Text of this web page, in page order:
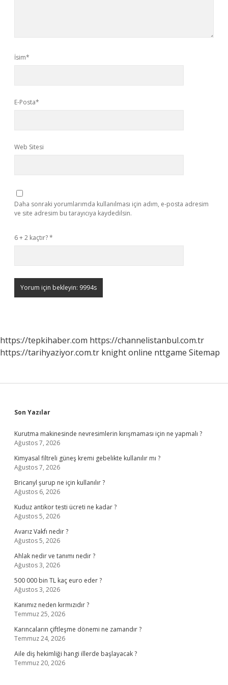
İsim*
E-Posta*
Web Sitesi
Daha sonraki yorumlarımda kullanılması için adım, e-posta adresim
ve site adresim bu tarayıcıya kaydedilsin.
6 + 2 kaçtır?*
https://tepkihaber.com https://channelistanbul.com.tr
https://tarihyaziyor.com.tr knight online nttgame Sitemap
Sidebar
Son Yazılar
Kurutma makinesinde nevresimlerin kırışmaması için ne yapmalı ?
Ağustos 7, 2026
Kimyasal filtreli güneş kremi gebelikte kullanılır mı ?
Ağustos 7, 2026
Bricanyl şurup ne için kullanılır ?
Ağustos 6, 2026
Kuduz antikor testi ücreti ne kadar ?
Ağustos 5, 2026
Avarız Vakfı nedir ?
Ağustos 5, 2026
Ahlak nedir ve tanımı nedir ?
Ağustos 3, 2026
500 000 bin TL kaç euro eder ?
Ağustos 3, 2026
Kanımız neden kırmızıdır ?
Temmuz 25, 2026
Karıncaların çiftleşme dönemi ne zamandır ?
Temmuz 24, 2026
Aile diş hekimliği hangi illerde başlayacak ?
Temmuz 20, 2026